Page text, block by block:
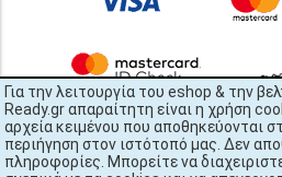
Για την λειτουργία του eshop & την
Ready.gr απαραίτητη είναι η χρήση
αρχεία κειμένου που αποθηκεύονται
περιήγηση στον ιστότοπό μας. Δεν
πληροφορίες. Μπορείτε να